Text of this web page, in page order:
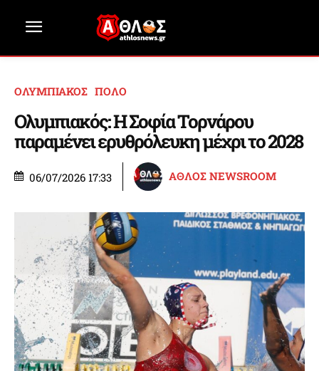
ΟΛΥΜΠΙΑΚΟΣ ΠΟΛΟ
Ολυμπιακός: Η Σοφία Τορνάρου
παραμένει ερυθρόλευκη μέχρι το 2028
06/07/2026 17:33 ΑΘΛΟΣ NEWSROOM